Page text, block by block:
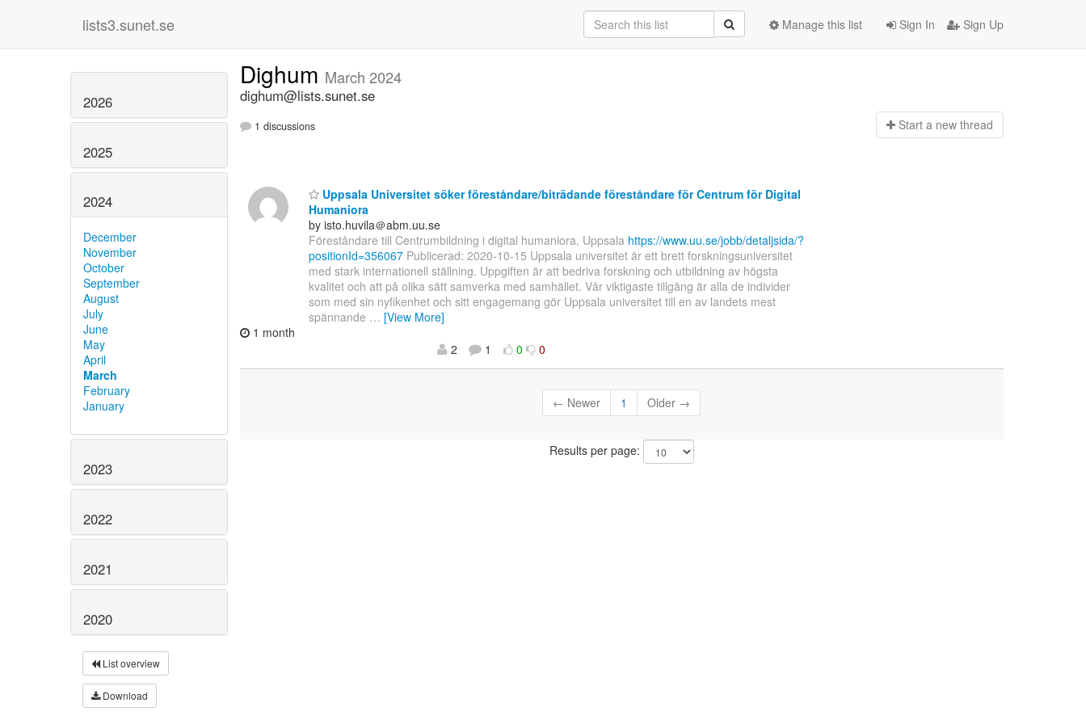
lists3.sunet.se Sign In Sign Up
Manage this list
2026
2025
2024
December
November
October
September
August
July
June
May
April
March
February
January
2023
2022
2021
2020
List overview
Download
Dighum March 2024
dighum@lists.sunet.se
1 discussions Start a new thread
Uppsala Universitet söker föreståndare/biträdande föreståndare för Centrum för Digital
Humaniora
by isto.huvila＠abm.uu.se
Föreståndare till Centrumbildning i digital humaniora, Uppsala https://www.uu.se/jobb/detaljsida/?
positionId=356067 Publicerad: 2020-10-15 Uppsala universitet är ett brett forskningsuniversitet
med stark internationell ställning. Uppgiften är att bedriva forskning och utbildning av högsta
kvalitet och att på olika sätt samverka med samhället. Vår viktigaste tillgång är alla de individer
som med sin nyfikenhet och sitt engagemang gör Uppsala universitet till en av landets mest
spännande … [View More]
1 month
2
1 0 0
← Newer 1 Older →
Results per page: